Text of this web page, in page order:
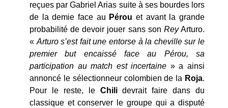
reçues par Gabriel Arias suite à ses bourdes lors
de la demie face au Pérou et avant la grande
probabilité de devoir jouer sans son ReyArturo.
« Arturo s’est fait une entorse à la cheville sur le
premier but encaissé face au Pérou, sa
participation au match est incertaine » a ainsi
annoncé le sélectionneur colombien de la Roja.
Pour le reste, le Chilidevrait faire dans du
classique et conserver le groupe qui a disputé